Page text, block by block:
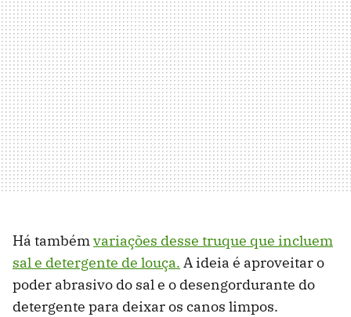
Há tambémvariações desse truque que incluem
sal e detergente de louça. A ideia é aproveitar o
poder abrasivo do sal e o desengordurante do
detergente para deixar os canos limpos.